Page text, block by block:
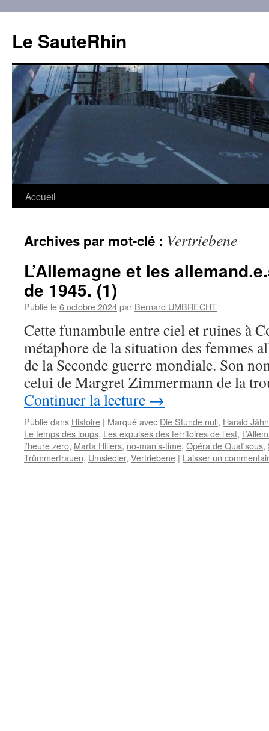
contenu
Le SauteRhin
Accueil
Archives par mot-clé : Vertriebene
L’Allemagne et les
de 1945. (1)
Publié le6 octobre 2024par Bernard UMBRECHT
Cette funambule entre ciel et ruines à
métaphore de la situation des femmes
de la Seconde guerre mondiale. Son
celui de Margret Zimmermann de la
Continuer la lecture →
Publié dans Histoire | Marqué avec Die Stunde null, Harald
Le temps des loups, Les expulsés des territoires de l’est,
l’heure zéro, Marta Hillers, no-man’s-time, Opéra de Quat'sous,
Trümmerfrauen, Umsiedler, Vertriebene | Laisser un